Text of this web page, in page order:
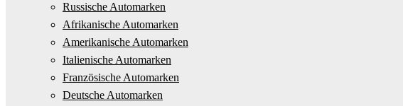
Russische Automarken
Afrikanische Automarken
Amerikanische Automarken
Italienische Automarken
Französische Automarken
Deutsche Automarken